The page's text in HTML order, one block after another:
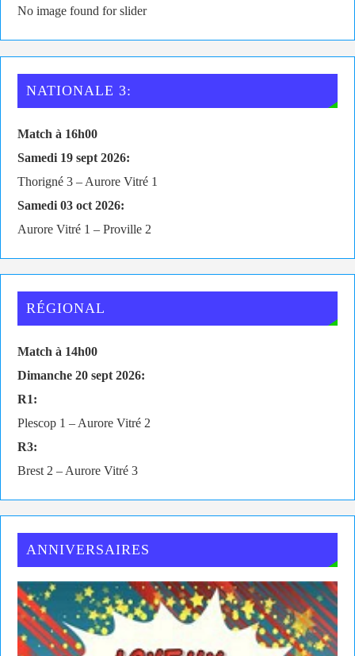
No image found for slider
NATIONALE 3:
Match à 16h00
Samedi 19 sept 2026:
Thorigné 3 – Aurore Vitré 1
Samedi 03 oct 2026:
Aurore Vitré 1 – Proville 2
RÉGIONAL
Match à 14h00
Dimanche 20 sept 2026:
R1:
Plescop 1 – Aurore Vitré 2
R3:
Brest 2 – Aurore Vitré 3
ANNIVERSAIRES